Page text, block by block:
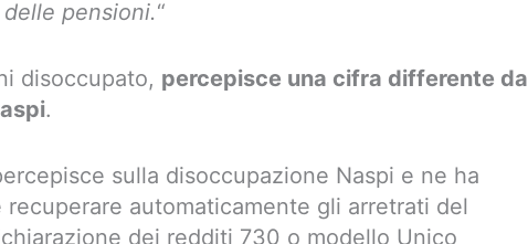
pensioni.“
disoccupato, percepisce una cifra differente da
.
sulla disoccupazione Naspi e ne ha
automaticamente gli arretrati del
dei redditi 730 o modello Unico